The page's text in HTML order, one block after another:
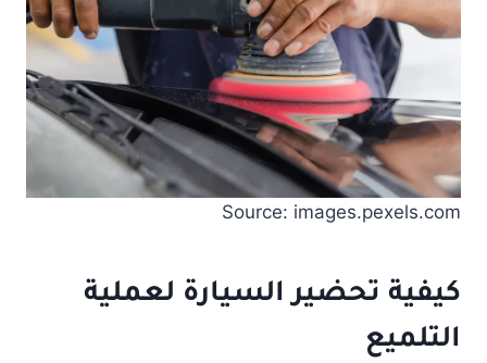
Source: images.pexels.com
كيفية تحضير السيارة لعملية
التلميع